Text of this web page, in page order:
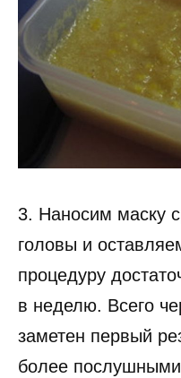
3. Наносим маску
головы и
процедуру
в неделю. Всего
заметен первый
более